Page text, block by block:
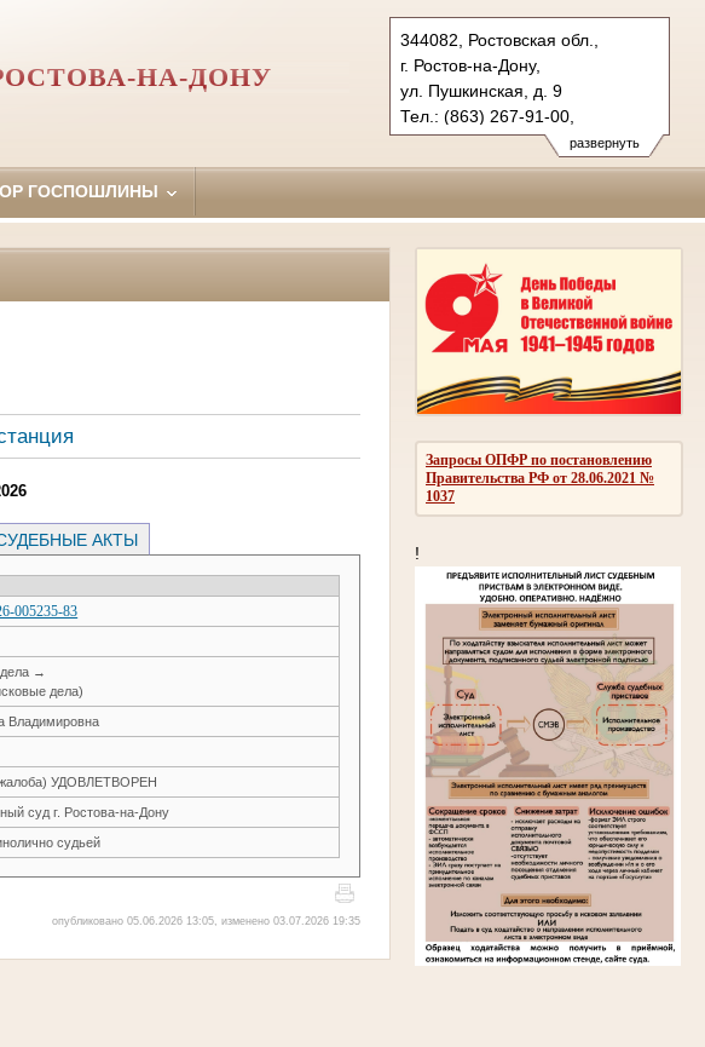
развернуть
344082, Ростовская обл.,
г. Ростов-на-Дону,
ул. Пушкинская, д. 9
Тел.: (863) 267-91-00,
(863) 267-87-93 (ф.)
leninsky.ros@sudrf.ru
НА-ДОНУ
ГОСПОШЛИНЫ
Запросы ОПФР по постановлению
Правительства РФ от 28.06.2021 №
1037
!
АКТЫ
005235-83
→
дела)
Владимировна
жалоба) УДОВЛЕТВОРЕН
суд г. Ростова-на-Дону
судьей
опубликовано 05.06.2026 13:05, изменено 03.07.2026 19:35